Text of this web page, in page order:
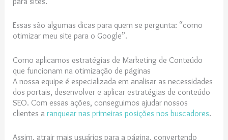
Essas são algumas dicas para quem se pergunta: “como
otimizar meu site para o Google”.
Como aplicamos estratégias de Marketing de Conteúdo
que funcionam na otimização de páginas
A nossa equipe é especializada em analisar as necessidades
dos portais, desenvolver e aplicar estratégias de conteúdo
SEO. Com essas ações, conseguimos ajudar nossos
clientes aranquear nas primeiras posições nos buscadores.
Assim, atrair mais usuários para a página, convertendo